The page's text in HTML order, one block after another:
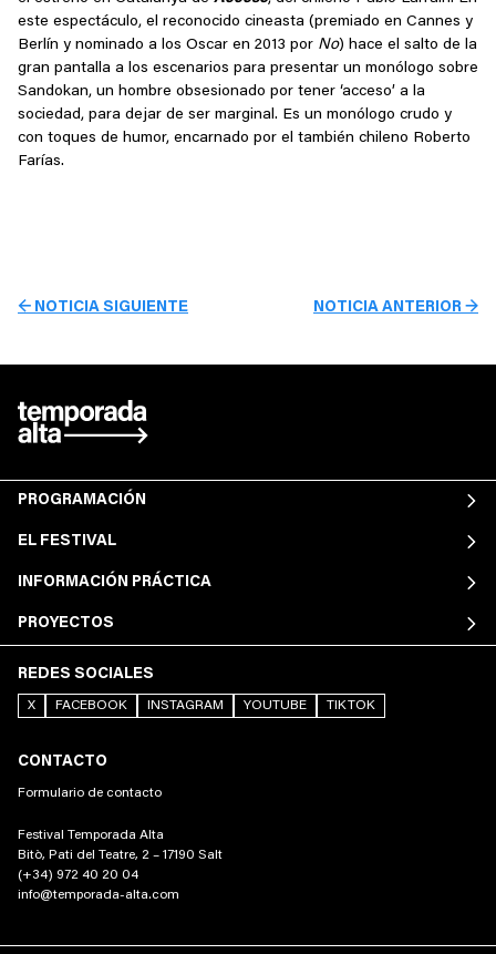
este espectáculo, el reconocido cineasta (premiado en Cannes y
Berlín y nominado a los Oscar en 2013 por No) hace el salto de la
gran pantalla a los escenarios para presentar un monólogo sobre
Sandokan, un hombre obsesionado por tener ‘acceso’ a la
sociedad, para dejar de ser marginal. Es un monólogo crudo y
con toques de humor, encarnado por el también chileno Roberto
Farías.
← NOTICIA SIGUIENTE NOTICIA ANTERIOR →
PROGRAMACIÓN
EL FESTIVAL
INFORMACIÓN PRÁCTICA
PROYECTOS
REDES SOCIALES
X FACEBOOK INSTAGRAM YOUTUBE TIKTOK
CONTACTO
Formulario de contacto
Festival Temporada Alta
Bitò, Pati del Teatre, 2 – 17190 Salt
(+34) 972 40 20 04
info@temporada-alta.com